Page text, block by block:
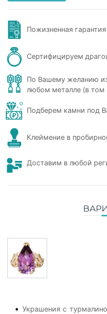
Пожизненная
Сертифицируем
По Вашему желанию
любом металле (в том
Подберем камни под
Клеймение в
Доставим в любой
• Украшения с